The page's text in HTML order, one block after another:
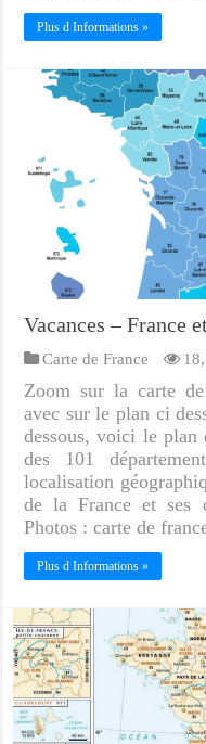
Plus d Informations »
Vacances – France
Carte de France
Zoom sur la carte
avec sur le plan ci
dessous, voici le plan
des 101
localisation
de la France et ses
Photos : carte de
Plus d Informations »